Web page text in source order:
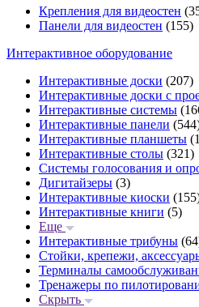
Крепления для видеостен
Панели для видеостен (155)
Интерактивное оборудование
Интерактивные доски (207)
Интерактивные доски с
Интерактивные системы
Интерактивные панели
Интерактивные планшеты
Интерактивные столы (321)
Системы голосования и
Дигитайзеры (3)
Интерактивные киоски
Интерактивные книги (5)
Еще
Интерактивные трибуны
Стойки, крепежи,
Терминалы
Тренажеры по
Скрыть